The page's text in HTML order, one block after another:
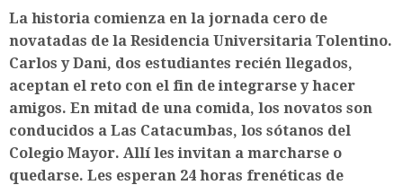
La historia comienza en la jornada cero de
novatadas de la Residencia Universitaria Tolentino.
Carlos y Dani, dos estudiantes recién llegados,
aceptan el reto con el fin de integrarse y hacer
amigos. En mitad de una comida, los novatos son
conducidos a Las Catacumbas, los sótanos del
Colegio Mayor. Allí les invitan a marcharse o
quedarse. Les esperan 24 horas frenéticas de